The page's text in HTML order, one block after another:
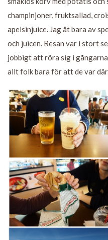
champinjoner, fruktsallad,
apelsinjuice. Jag åt bara av
och juicen. Resan var i stort
jobbigt att röra sig i gångarna
allt folk bara för att de var där.